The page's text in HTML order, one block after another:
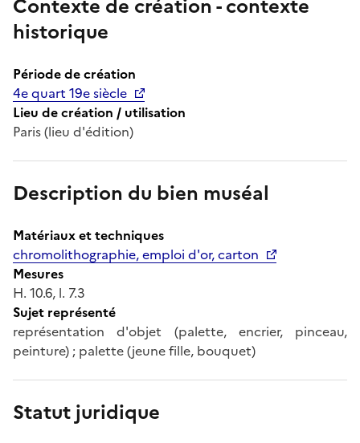
Contexte de création - contexte
historique
Période de création
4e quart 19e siècle
Lieu de création / utilisation
Paris (lieu d'édition)
Description du bien muséal
Matériaux et techniques
chromolithographie, emploi d'or, carton
Mesures
H. 10.6, l. 7.3
Sujet représenté
représentation d'objet (palette, encrier, pinceau,
peinture) ; palette (jeune fille, bouquet)
Statut juridique